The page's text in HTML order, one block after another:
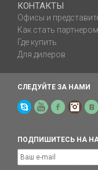
КОНТАКТЫ
Офисы и
Как стать партнером
Где купить
Для дилеров
СЛЕДУЙТЕ ЗА НАМИ
Skype YouTubeFacebook
ПОДПИШИТЕСЬ НА